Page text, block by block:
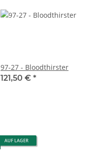
97-27 - Bloodthirster
121,50 € *
AUF LAGER